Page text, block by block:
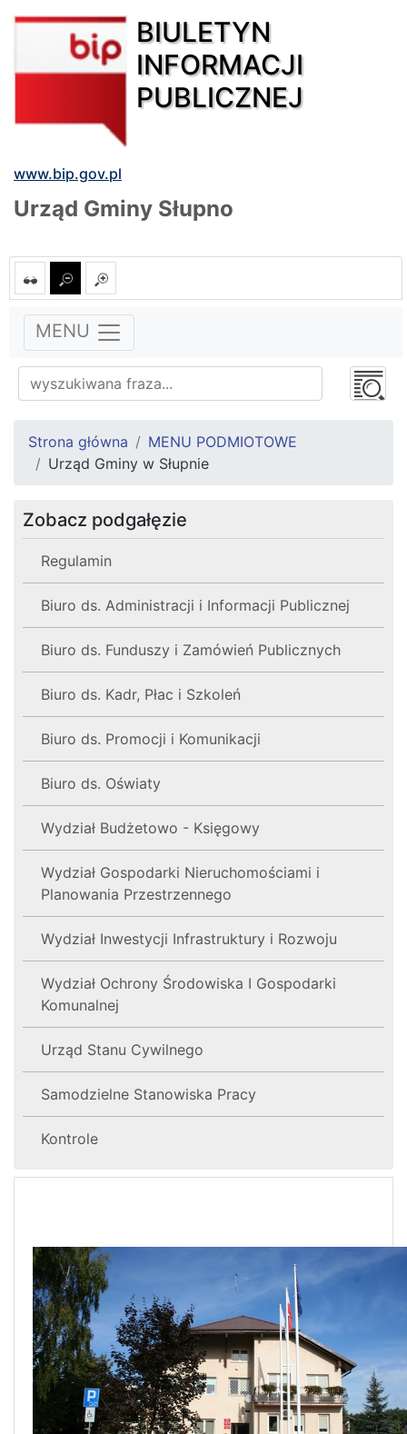
BIULETYN
INFORMACJI
PUBLICZNEJ
www.bip.gov.pl
Urząd Gminy Słupno
MENU
Strona główna
MENU PODMIOTOWE
Urząd Gminy w Słupnie
Zobacz podgałęzie
Regulamin
Biuro ds. Administracji i Informacji Publicznej
Biuro ds. Funduszy i Zamówień Publicznych
Biuro ds. Kadr, Płac i Szkoleń
Biuro ds. Promocji i Komunikacji
Biuro ds. Oświaty
Wydział Budżetowo - Księgowy
Wydział Gospodarki Nieruchomościami i
Planowania Przestrzennego
Wydział Inwestycji Infrastruktury i Rozwoju
Wydział Ochrony Środowiska I Gospodarki
Komunalnej
Urząd Stanu Cywilnego
Samodzielne Stanowiska Pracy
Kontrole